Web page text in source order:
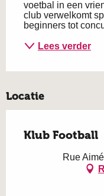
voetbal in een
club verwelkomt
beginners tot
Lees verder
Locatie
Klub Football
Rue